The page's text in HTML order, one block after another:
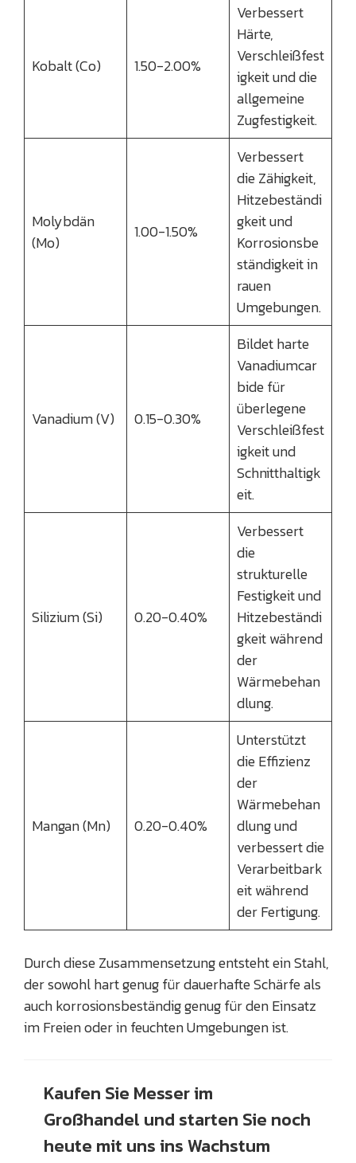
Kobalt (Co) 1.50-2.00%
Verbessert
Härte,
Verschleißfest
igkeit und die
allgemeine
Zugfestigkeit.
Molybdän
(Mo)
1.00-1.50%
Verbessert
die Zähigkeit,
Hitzebeständi
gkeit und
Korrosionsbe
ständigkeit in
rauen
Umgebungen.
Vanadium (V) 0.15-0.30%
Bildet harte
Vanadiumcar
bide für
überlegene
Verschleißfest
igkeit und
Schnitthaltigk
eit.
Silizium (Si) 0.20-0.40%
Verbessert
die
strukturelle
Festigkeit und
Hitzebeständi
gkeit während
der
Wärmebehan
dlung.
Mangan (Mn) 0.20-0.40%
Unterstützt
die Effizienz
der
Wärmebehan
dlung und
verbessert die
Verarbeitbark
eit während
der Fertigung.
Durch diese Zusammensetzung entsteht ein Stahl,
der sowohl hart genug für dauerhafte Schärfe als
auch korrosionsbeständig genug für den Einsatz
im Freien oder in feuchten Umgebungen ist.
Kaufen Sie Messer im
Großhandel und starten Sie noch
heute mit uns ins Wachstum